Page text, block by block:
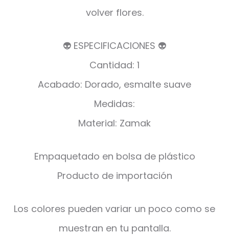
volver flores.
👽 ESPECIFICACIONES 👽
Cantidad: 1
Acabado: Dorado, esmalte suave
Medidas:
Material: Zamak
Empaquetado en bolsa de plástico
Producto de importación
Los colores pueden variar un poco como se
muestran en tu pantalla.